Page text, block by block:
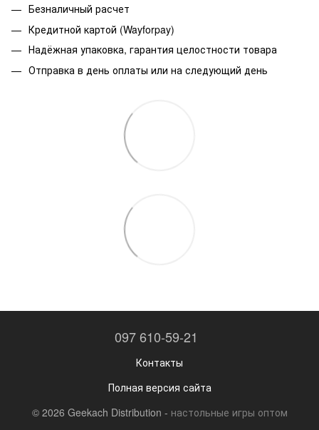
Безналичный расчет
Кредитной картой (Wayforpay)
Надёжная упаковка, гарантия целостности товара
Отправка в день оплаты или на следующий день
097 610-59-21
Контакты
Полная версия сайта
© 2026 Geekach Distribution - настольные игры оптом